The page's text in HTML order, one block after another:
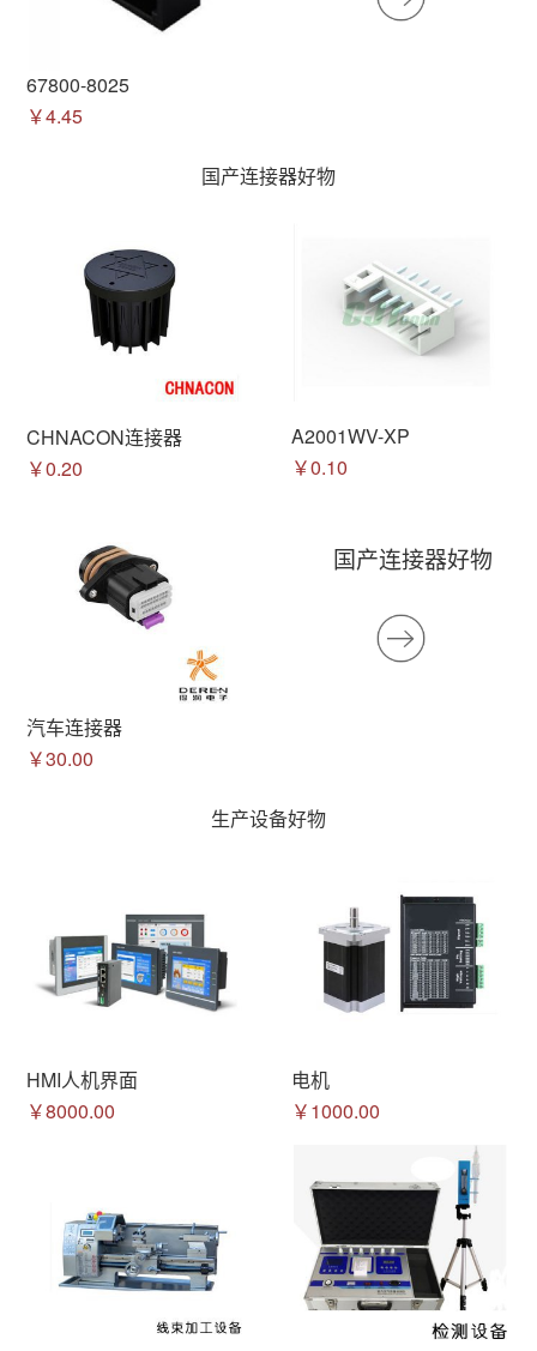
67800-8025
￥4.45
国产连接器好物
CHNACON连接器
￥0.20
A2001WV-XP
￥0.10
汽车连接器
￥30.00
国产连接器好物
生产设备好物
HMI人机界面
￥8000.00
电机
￥1000.00